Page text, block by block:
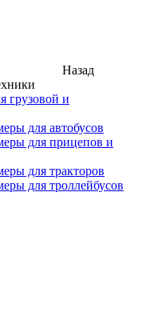
Назад
грузовой и
для автобусов
для прицепов и
для тракторов
для троллейбусов